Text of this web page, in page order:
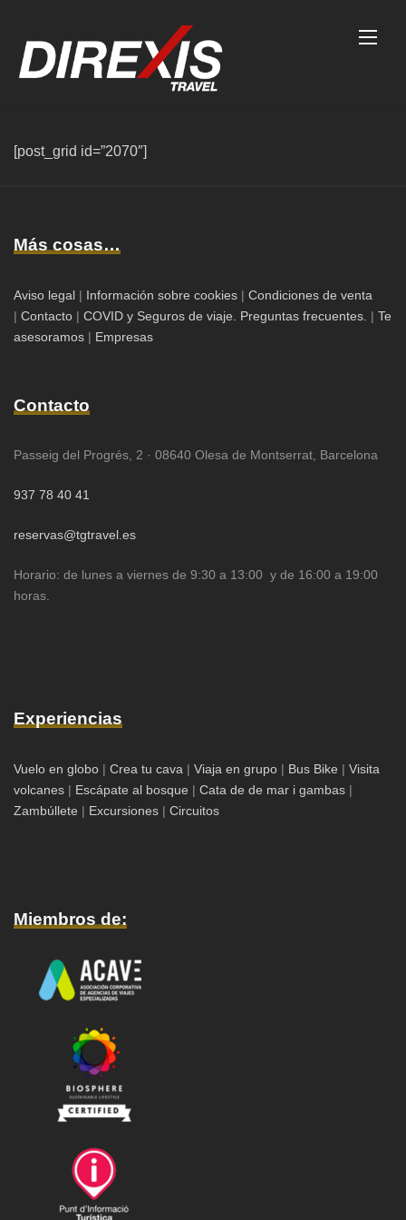
content
[post_grid id=”2070″]
Más cosas…
Aviso legal | Información sobre cookies | Condiciones de venta
| Contacto | COVID y Seguros de viaje. Preguntas frecuentes. | Te
asesoramos | Empresas
Contacto
Passeig del Progrés, 2 · 08640 Olesa de Montserrat, Barcelona
937 78 40 41
reservas@tgtravel.es
Horario: de lunes a viernes de 9:30 a 13:00 y de 16:00 a 19:00
horas.
Experiencias
Vuelo en globo | Crea tu cava | Viaja en grupo | Bus Bike | Visita
volcanes | Escápate al bosque | Cata de de mar i gambas |
Zambúllete | Excursiones | Circuitos
Miembros de: